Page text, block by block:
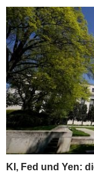
KI, Fed und Yen: